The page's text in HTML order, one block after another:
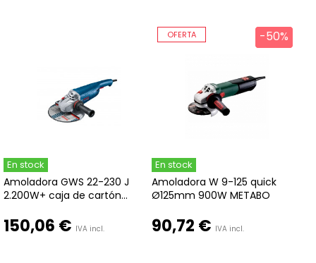
En stock
Amoladora GWS 22-230 J
2.200W+ caja de cartón...
150,06 € IVA incl.
OFERTA -50%
En stock
Amoladora W 9-125 quick
Ø125mm 900W METABO
90,72 € IVA incl.
-50%